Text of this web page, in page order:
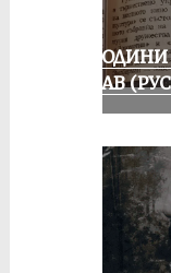
70
ДУНАВ